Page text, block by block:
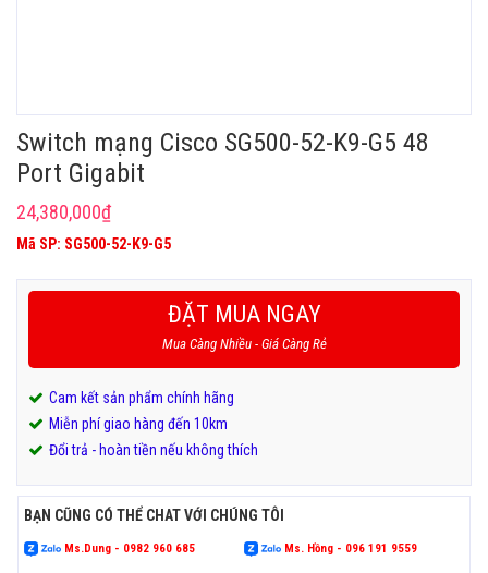
Switch mạng Cisco SG500-52-K9-G5 48
Port Gigabit
24,380,000₫
Mã SP: SG500-52-K9-G5
ĐẶT MUA NGAY
Mua Càng Nhiều - Giá Càng Rẻ
Cam kết sản phẩm chính hãng
Miễn phí giao hàng đến 10km
Đổi trả - hoàn tiền nếu không thích
BẠN CŨNG CÓ THỂ CHAT VỚI CHÚNG TÔI
Ms.Dung - 0982 960 685 Ms. Hồng - 096 191 9559